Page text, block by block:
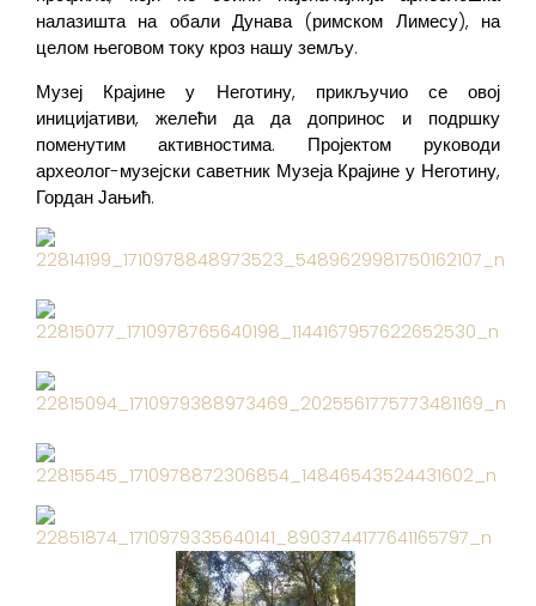
налазишта на обали Дунава (римском Лимесу), на
целом његовом току кроз нашу земљу.
Музеј Крајине у Неготину, прикључио се овој
иницијативи, желећи да да допринос и подршку
поменутим активностима. Пројектом руководи
археолог-музејски саветник Музеја Крајине у Неготину,
Гордан Јањић.